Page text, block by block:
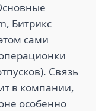
Битрикс
сами
Связь
в компании,
особенно